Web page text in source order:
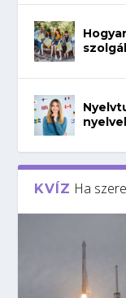
KVÍZ Ha